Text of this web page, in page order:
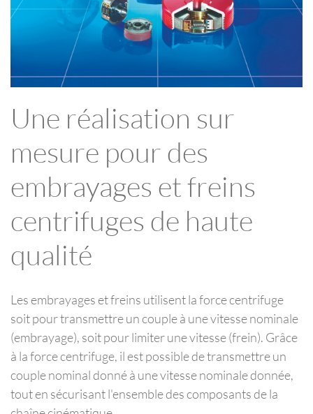
Une réalisation sur
mesure pour des
embrayages et freins
centrifuges de haute
qualité
Les embrayages et freins utilisent la force centrifuge
soit pour transmettre un couple à une vitesse nominale
(embrayage), soit pour limiter une vitesse (frein). Grâce
à la force centrifuge, il est possible de transmettre un
couple nominal donné à une vitesse nominale donnée,
tout en sécurisant l'ensemble des composants de la